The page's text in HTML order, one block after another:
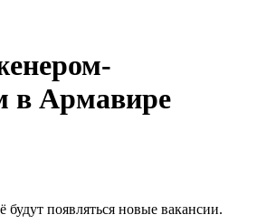
в Армавире
появляться новые вакансии.